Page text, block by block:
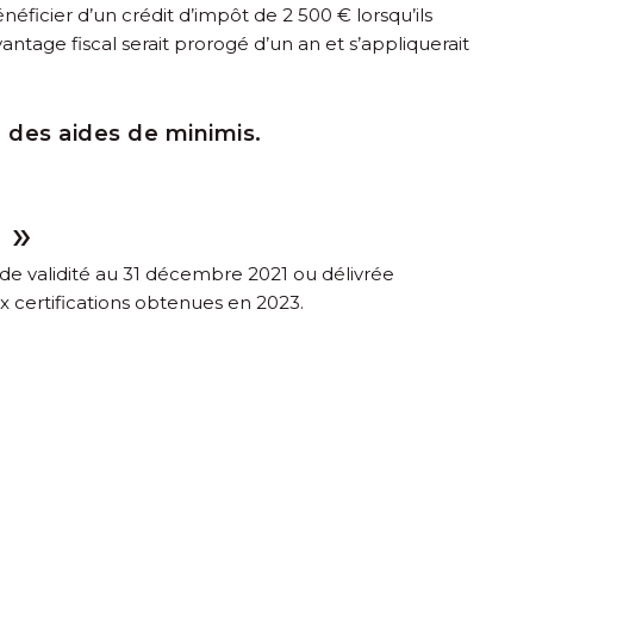
d’un crédit d’impôt de 2 500 € lorsqu’ils
fiscal serait prorogé d’un an et s’appliquerait
aides de minimis.
validité au 31 décembre 2021 ou délivrée
certifications obtenues en 2023.